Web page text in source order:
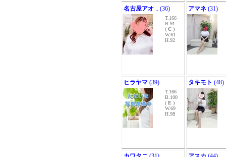
名古屋アオ .. (36)
T.166
B.91
( C )
W.61
H.92
アマネ (31)
ヒラヤマ (39)
T.166
B.100
( E )
W.69
H.98
タキモト (48)